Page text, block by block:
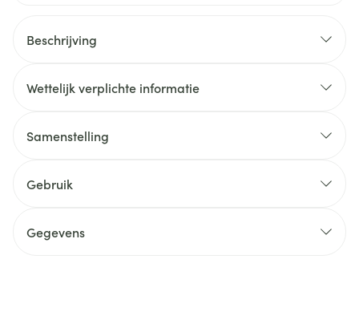
Beschrijving
Wettelijk verplichte informatie
Samenstelling
Gebruik
Gegevens